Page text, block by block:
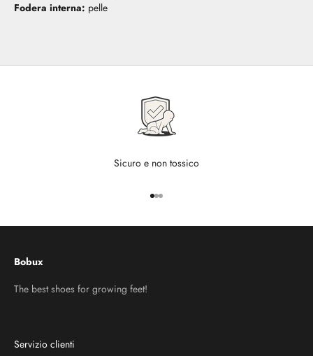
Fodera interna: pelle
Sicuro e non tossico
Vai all'articolo 1
Vai all'articolo 2
Vai all'articolo 3
Bobux
The best shoes for growing feet!
Servizio clienti